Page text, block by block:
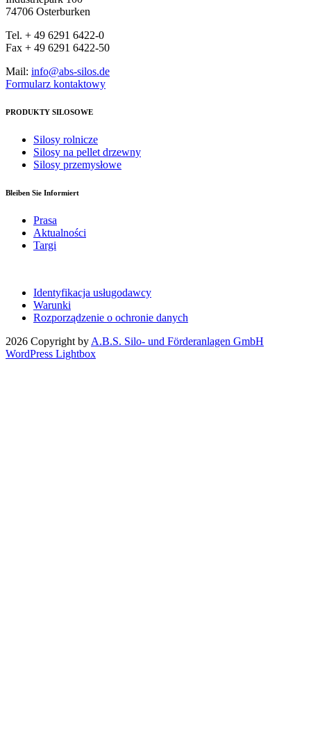
74706 Osterburken
Tel. + 49 6291 6422-0
Fax + 49 6291 6422-50
Mail: info@abs-silos.de
Formularz kontaktowy
PRODUKTY SILOSOWE
Silosy rolnicze
Silosy na pellet drzewny
Silosy przemysłowe
Bleiben Sie Informiert
Prasa
Aktualności
Targi
Identyfikacja usługodawcy
Warunki
Rozporządzenie o ochronie danych
2026 Copyright by A.B.S. Silo- und Förderanlagen GmbH
WordPress Lightbox